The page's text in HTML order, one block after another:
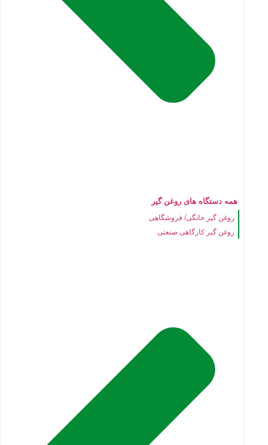
همه دستگاه های روغن گیر
روغن گیر خانگی/ فروشگاهی
روغن گیر کارگاهی صنعتی